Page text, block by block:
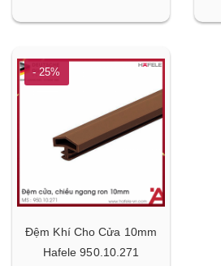
- 25%
Đệm Khí Cho Cửa 10mm
Hafele 950.10.271